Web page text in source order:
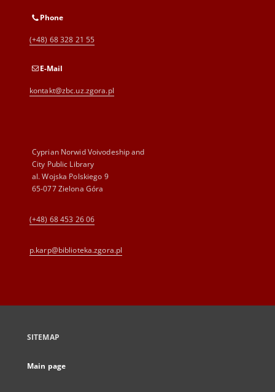
Phone
(+48) 68 328 21 55
E-Mail
kontakt@zbc.uz.zgora.pl
Cyprian Norwid Voivodeship and
City Public Library
al. Wojska Polskiego 9
65-077 Zielona Góra
(+48) 68 453 26 06
p.karp@biblioteka.zgora.pl
SITEMAP
Main page